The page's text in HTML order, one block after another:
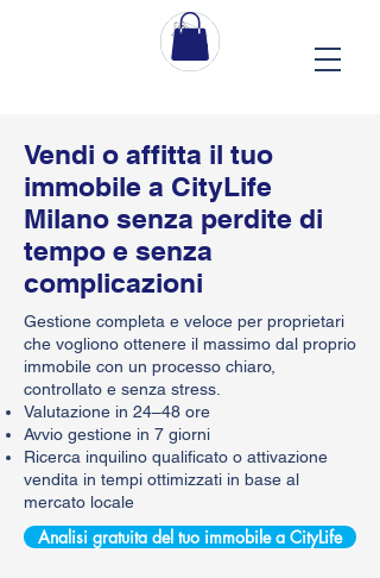
Vendi o affitta il tuo
immobile a CityLife
Milano senza perdite di
tempo e senza
complicazioni
Gestione completa e veloce per proprietari
che vogliono ottenere il massimo dal proprio
immobile con un processo chiaro,
controllato e senza stress.
Valutazione in 24–48 ore
Avvio gestione in 7 giorni
Ricerca inquilino qualificato o attivazione
vendita in tempi ottimizzati in base al
mercato locale
Analisi gratuita del tuo immobile a CityLife